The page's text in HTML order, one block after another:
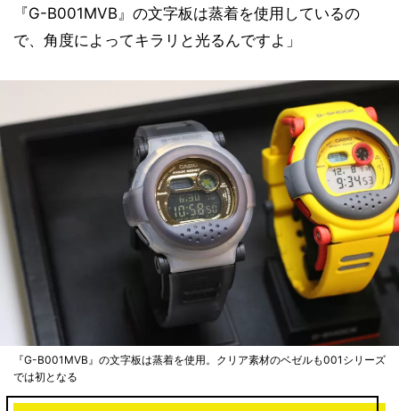
『G-B001MVB』の文字板は蒸着を使用しているの
で、角度によってキラリと光るんですよ」
『G-B001MVB』の文字板は蒸着を使用。クリア素材のベゼルも001シリーズ
では初となる